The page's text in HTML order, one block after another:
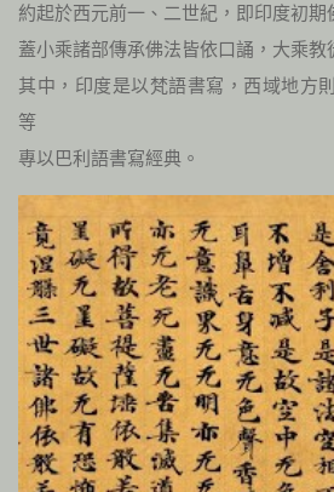
約起於西元前一、二世紀，即印度初期
蓋小乘諸部傳承佛法皆依口誦，大乘教
其中，印度是以梵語書寫，西域地方
等
專以巴利語書寫經典。